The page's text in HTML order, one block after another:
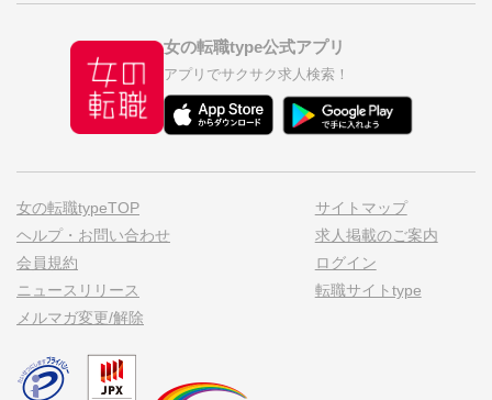
女の転職type公式アプリ
アプリでサクサク求人検索！
女の転職typeTOP
ヘルプ・お問い合わせ
会員規約
ニュースリリース
メルマガ変更/解除
サイトマップ
求人掲載のご案内
ログイン
転職サイトtype